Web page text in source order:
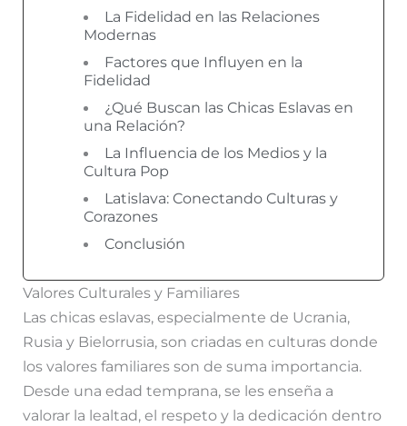
La Fidelidad en las Relaciones
Modernas
Factores que Influyen en la
Fidelidad
¿Qué Buscan las Chicas Eslavas en
una Relación?
La Influencia de los Medios y la
Cultura Pop
Latislava: Conectando Culturas y
Corazones
Conclusión
Valores Culturales y Familiares
Las chicas eslavas, especialmente de Ucrania,
Rusia y Bielorrusia, son criadas en culturas donde
los valores familiares son de suma importancia.
Desde una edad temprana, se les enseña a
valorar la lealtad, el respeto y la dedicación dentro